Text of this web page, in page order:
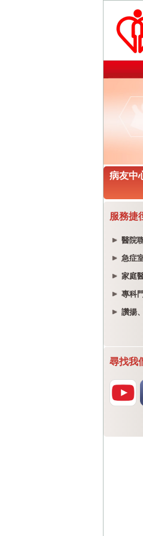
病友中
服務捷
醫院
急症
家庭
專科
讚揚
尋找我